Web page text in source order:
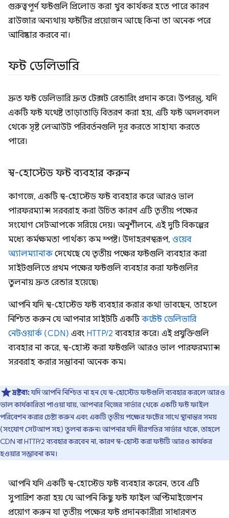
গুরুত্বপূর্ণ ফন্টগুলি প্রিলোড করা খুব কার্যকর হতে পারে কারণ
ব্রাউজার অন্যথায় ফন্টটির প্রয়োজন আছে কিনা তা অনেক পরে
আবিষ্কার করবে না।
ফন্ট ডেলিভারি
দ্রুত ফন্ট ডেলিভারি দ্রুত টেক্সট রেন্ডারিং প্রদান করে। উপরন্তু, যদি
একটি ফন্ট যথেষ্ট তাড়াতাড়ি বিতরণ করা হয়, এটি ফন্ট অদলবদল
থেকে সৃষ্ট লেআউট পরিবর্তনগুলি দূর করতে সাহায্য করতে
পারে।
স্ব-হোস্টেড ফন্ট ব্যবহার করুন
কাগজে, একটি স্ব-হোস্টেড ফন্ট ব্যবহার করে আরও ভাল
পারফরম্যান্স সরবরাহ করা উচিত কারণ এটি তৃতীয় পক্ষের
সংযোগ সেটআপকে সরিয়ে দেয়। অনুশীলনে, এই দুটি বিকল্পের
মধ্যে কর্মক্ষমতা পার্থক্য কম স্পষ্ট। উদাহরণস্বরূপ, ওয়েব
অ্যালম্যানাকদেখেছে যে তৃতীয় পক্ষের ফন্টগুলি ব্যবহার করা
সাইটগুলিতে প্রথম পক্ষের ফন্টগুলি ব্যবহার করা ফন্টগুলির
তুলনায় দ্রুত রেন্ডার হয়েছে৷
আপনি যদি স্ব-হোস্টেড ফন্ট ব্যবহার করার কথা ভাবছেন, তাহলে
নিশ্চিত করুন যে আপনার সাইটটি একটিকন্টেন্ট ডেলিভারি
নেটওয়ার্ক (CDN) এবং HTTP/2 ব্যবহার করে। এই প্রযুক্তিগুলি
ব্যবহার না করে, স্ব-হোস্ট করা ফন্টগুলি আরও ভাল পারফরম্যান্স
সরবরাহ করার সম্ভাবনা অনেক কম।
দ্রষ্টব্য:যদি আপনি নিশ্চিত না হন যে স্ব-হোস্টেড ফন্টগুলি ব্যবহার করলে আরও
ভাল কার্যকারিতা পাওয়া যায়, আপনার নিজের সার্ভার থেকে একটি ফন্ট ফাইল
পরিবেশন করার চেষ্টা করুন এবং একটি তৃতীয় পক্ষের ফন্টের সাথে স্থানান্তর সময়
(সংযোগ সেটআপ সহ) তুলনা করুন৷ আপনার যদি ধীরগতির সার্ভার থাকে, তাহলে
CDN বা HTTP/2 ব্যবহার করবেন না, কারণ স্ব-হোস্ট করা ফন্টটি আরও কার্যকর
হওয়ার সম্ভাবনা কম।
আপনি যদি একটি স্ব-হোস্টেড ফন্ট ব্যবহার করেন, তবে এটি
সুপারিশ করা হয় যে আপনি কিছু ফন্ট ফাইল অপ্টিমাইজেশন
প্রয়োগ করুন যা তৃতীয় পক্ষের ফন্ট প্রদানকারীরা সাধারণত